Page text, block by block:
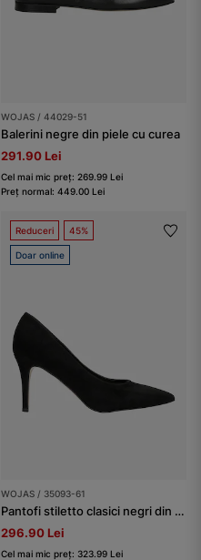
WOJAS / 44029-51
Balerini negre din piele cu curea
291.90 Lei
Cel mai mic preț: 269.99 Lei
Preț normal: 449.00 Lei
Reduceri 45%
Doar online
WOJAS / 35093-61
Pantofi stiletto clasici negri din velur damă
296.90 Lei
Cel mai mic preț: 323.99 Lei